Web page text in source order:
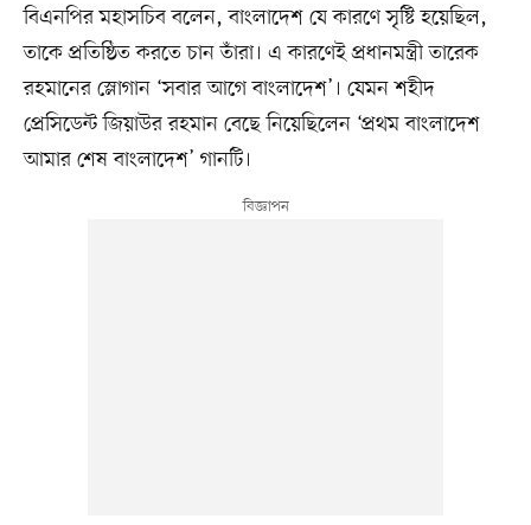
বিএনপির মহাসচিব বলেন, বাংলাদেশ যে কারণে সৃষ্টি হয়েছিল,
তাকে প্রতিষ্ঠিত করতে চান তাঁরা। এ কারণেই প্রধানমন্ত্রী তারেক
রহমানের স্লোগান ‘সবার আগে বাংলাদেশ’। যেমন শহীদ
প্রেসিডেন্ট জিয়াউর রহমান বেছে নিয়েছিলেন ‘প্রথম বাংলাদেশ
আমার শেষ বাংলাদেশ’ গানটি।